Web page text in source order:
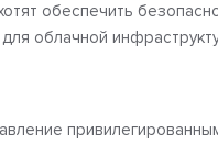
обеспечить
облачной